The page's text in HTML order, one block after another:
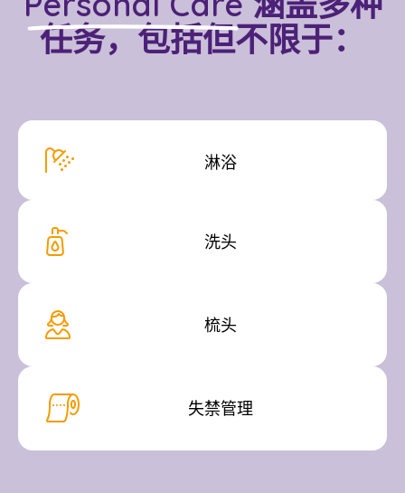
任务，包括但不限于：
淋浴
洗头
梳头
失禁管理